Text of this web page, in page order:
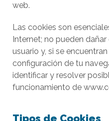
web.
Las cookies son
Internet; no pueden
usuario y, si se
configuración de tu
identificar y resolver
funcionamiento de
Tipos de Cookies